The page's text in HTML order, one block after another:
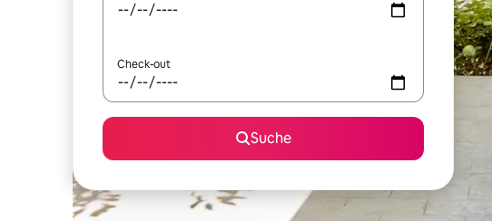
Check-out
Suche